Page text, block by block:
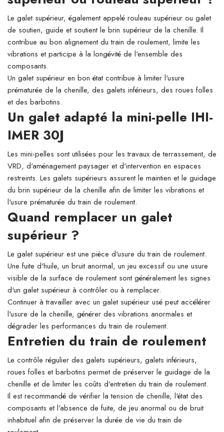
Le galet supérieur, également appelé rouleau supérieur ou galet
de soutien, guide et soutient le brin supérieur de la chenille. Il
contribue au bon alignement du train de roulement, limite les
vibrations et participe à la longévité de l'ensemble des
composants.
Un galet supérieur en bon état contribue à limiter l'usure
prématurée de la chenille, des galets inférieurs, des roues folles
et des barbotins.
Un galet adapté la mini-pelle IHI-
IMER 30J
Les mini-pelles sont utilisées pour les travaux de terrassement, de
VRD, d'aménagement paysager et d'intervention en espaces
restreints. Les galets supérieurs assurent le maintien et le guidage
du brin supérieur de la chenille afin de limiter les vibrations et
l'usure prématurée du train de roulement.
Quand remplacer un galet
supérieur ?
Le galet supérieur est une pièce d'usure du train de roulement.
Une fuite d'huile, un bruit anormal, un jeu excessif ou une usure
visible de la surface de roulement sont généralement les signes
d'un galet supérieur à contrôler ou à remplacer.
Continuer à travailler avec un galet supérieur usé peut accélérer
l'usure de la chenille, générer des vibrations anormales et
dégrader les performances du train de roulement.
Entretien du train de roulement
Le contrôle régulier des galets supérieurs, galets inférieurs,
roues folles et barbotins permet de préserver le guidage de la
chenille et de limiter les coûts d'entretien du train de roulement.
Il est recommandé de vérifier la tension de chenille, l'état des
composants et l'absence de fuite, de jeu anormal ou de bruit
inhabituel afin de préserver la durée de vie du train de